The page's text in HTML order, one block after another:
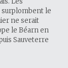
surplombent le
ne serait
le Béarn en
Sauveterre